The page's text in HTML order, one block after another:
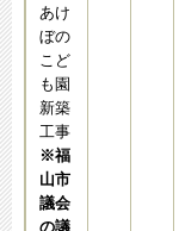
あけ
ぼの
こど
も園
新築
工事
※福
山市
議会
の議